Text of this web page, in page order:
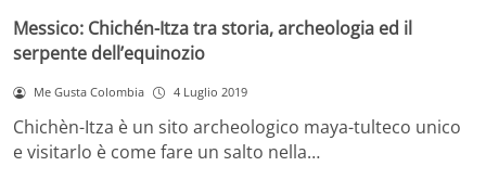
Messico: Chichén-Itza tra storia, archeologia ed il
serpente dell’equinozio
Me Gusta Colombia 4 Luglio 2019
Chichèn-Itza è un sito archeologico maya-tulteco unico
e visitarlo è come fare un salto nella…